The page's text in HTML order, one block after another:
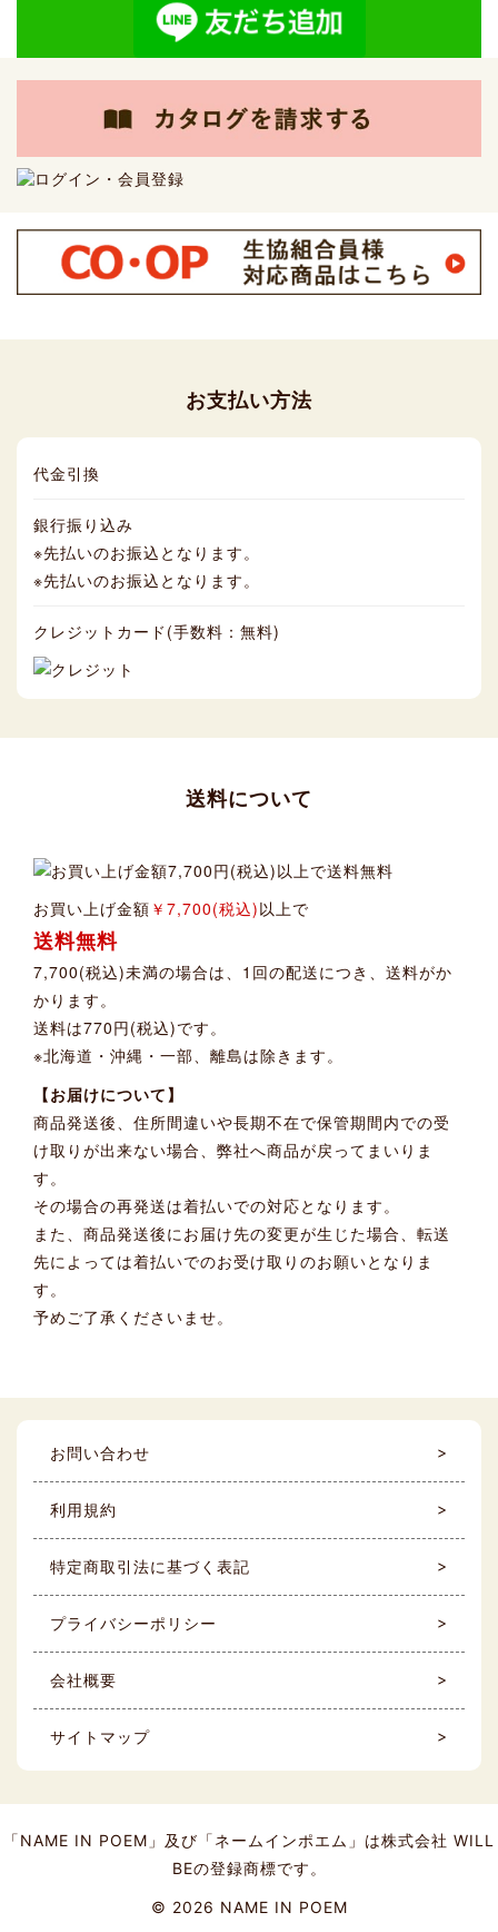
お支払い方法
代金引換
銀行振り込み
※先払いのお振込となります。
※先払いのお振込となります。
クレジットカード(手数料：無料)
送料について
お買い上げ金額 ￥7,700(税込)以上で
送料無料
7,700(税込)未満の場合は、1回の配送につき、送料がか
かります。
送料は770円(税込)です。
※北海道・沖縄・一部、離島は除きます。
【お届けについて】
商品発送後、住所間違いや長期不在で保管期間内での受
け取りが出来ない場合、弊社へ商品が戻ってまいりま
す。
その場合の再発送は着払いでの対応となります。
また、商品発送後にお届け先の変更が生じた場合、転送
先によっては着払いでのお受け取りのお願いとなりま
す。
予めご了承くださいませ。
お問い合わせ
利用規約
特定商取引法に基づく表記
プライバシーポリシー
会社概要
サイトマップ
「NAME IN POEM」及び「ネームインポエム」は株式会社 WILL
BEの登録商標です。
© 2026 NAME IN POEM